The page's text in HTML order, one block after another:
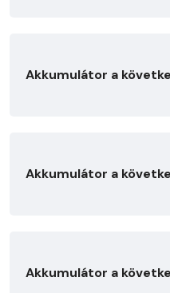
Akkumulátor a
Akkumulátor a
Akkumulátor a